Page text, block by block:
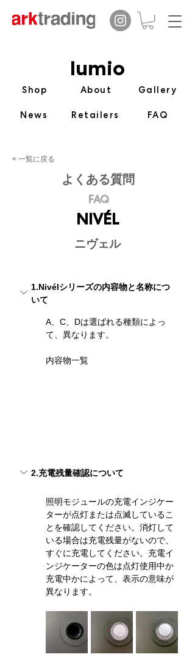
lumio
Shop About Gallery
News Retailers FAQ
< 一覧に戻る
​よくある質問
FAQ
NIVÉL
ニヴェル
1.Nivélシリーズの内容物と名称につ
いて
A、C、Dは選ばれる種類によっ
て、異なります。
内容物一覧
2.充電残量確認について
照明モジュールの充電インジケー
ターが点灯または点滅しているこ
とを確認してください。消灯して
いる場合は充電残量がないので、
すぐに充電してください。充電イ
ンジケーターの色は点灯使用中か
充電中かによって、表示の意味が
異なります。